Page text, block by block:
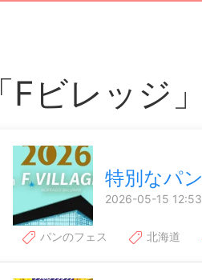
「Fビレッジ
特別なパ
2026-05-15
パンのフェス 北海道